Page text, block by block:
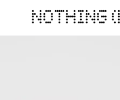
NOTHING